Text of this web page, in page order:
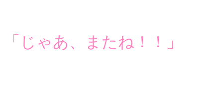
「じゃあ、またね！！」